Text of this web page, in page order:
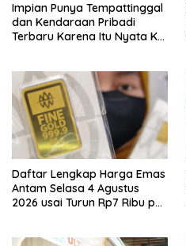
Impian Punya Tempattinggal
dan Kendaraan Pribadi
Terbaru Karena Itu Nyata Ke
Daftar Lengkap Harga Emas
Antam Selasa 4 Agustus
2026 usai Turun Rp7 Ribu per